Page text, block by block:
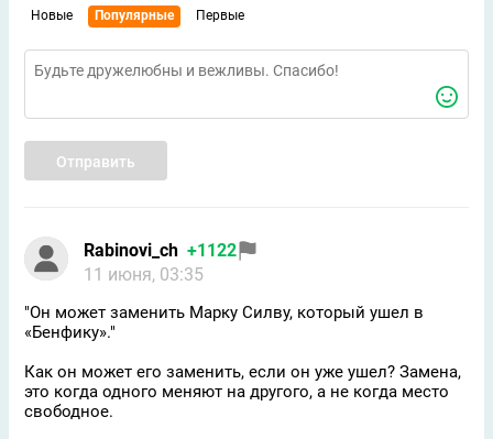
Новые Популярные Первые
Отправить
Rabinovi_ch +1122
11 июня, 03:35
"Он может заменить Марку Силву, который ушел в
«Бенфику»."
Как он может его заменить, если он уже ушел? Замена,
это когда одного меняют на другого, а не когда место
свободное.